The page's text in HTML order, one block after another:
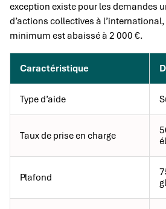
exception existe pour les demandes
d’actions collectives à
minimum est abaissé à 2 000 €.
Caractéristique
Type d’aide
Taux de prise en charge
Plafond